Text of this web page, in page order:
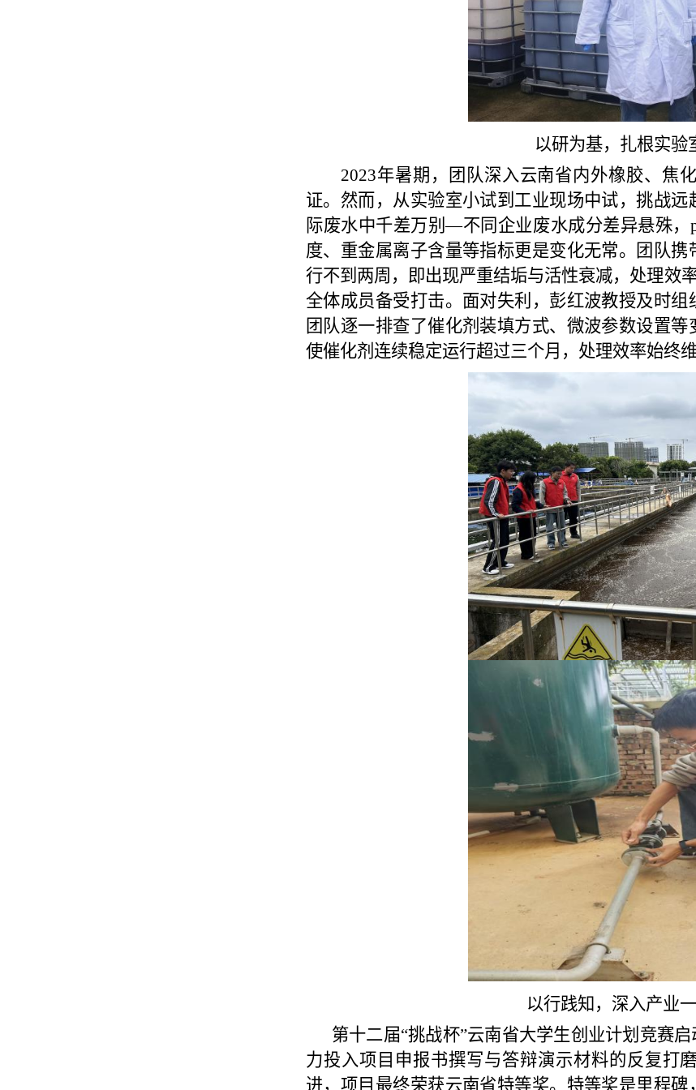
以研为基，扎根实验
2023年暑期，团队深入云南省内外橡胶、焦
证。然而，从实验室小试到工业现场中试，挑战
际废水中千差万别—不同企业废水成分差异悬殊，
度、重金属离子含量等指标更是变化无常。团队
行不到两周，即出现严重结垢与活性衰减，处理效
全体成员备受打击。面对失利，彭红波教授及时组
团队逐一排查了催化剂装填方式、微波参数设置等
使催化剂连续稳定运行超过三个月，处理效率始终
以行践知，深入产业
第十二届“挑战杯”云南省大学生创业计划竞赛
力投入项目申报书撰写与答辩演示材料的反复打
进，项目最终荣获云南省特等奖。特等奖是里程